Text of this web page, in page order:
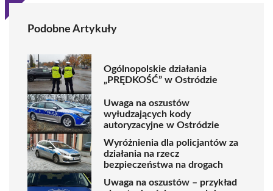
Podobne Artykuły
Ogólnopolskie działania
„PRĘDKOŚĆ” w Ostródzie
Uwaga na oszustów
wyłudzających kody
autoryzacyjne w Ostródzie
Wyróżnienia dla policjantów za
działania na rzecz
bezpieczeństwa na drogach
Uwaga na oszustów – przykład